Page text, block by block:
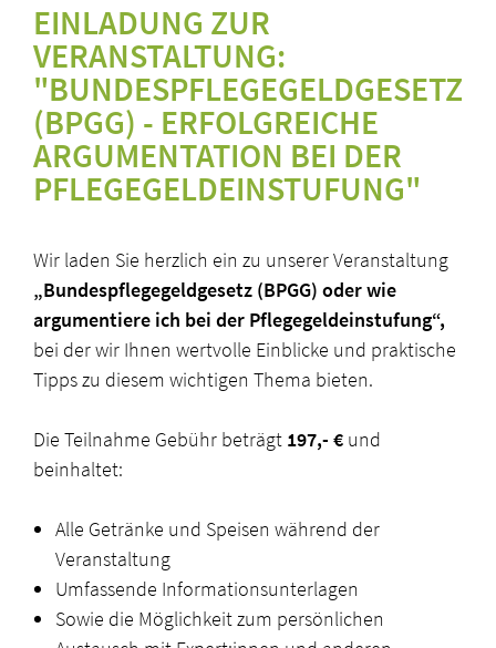
EINLADUNG ZUR
VERANSTALTUNG:
"BUNDESPFLEGEGELDGESETZ
(BPGG) - ERFOLGREICHE
ARGUMENTATION BEI DER
PFLEGEGELDEINSTUFUNG"
Wir laden Sie herzlich ein zu unserer Veranstaltung
„Bundespflegegeldgesetz (BPGG) oder wie
argumentiere ich bei der Pflegegeldeinstufung“,
bei der wir Ihnen wertvolle Einblicke und praktische
Tipps zu diesem wichtigen Thema bieten.
Die Teilnahme Gebühr beträgt 197,- € und
beinhaltet:
Alle Getränke und Speisen während der
Veranstaltung
Umfassende Informationsunterlagen
Sowie die Möglichkeit zum persönlichen